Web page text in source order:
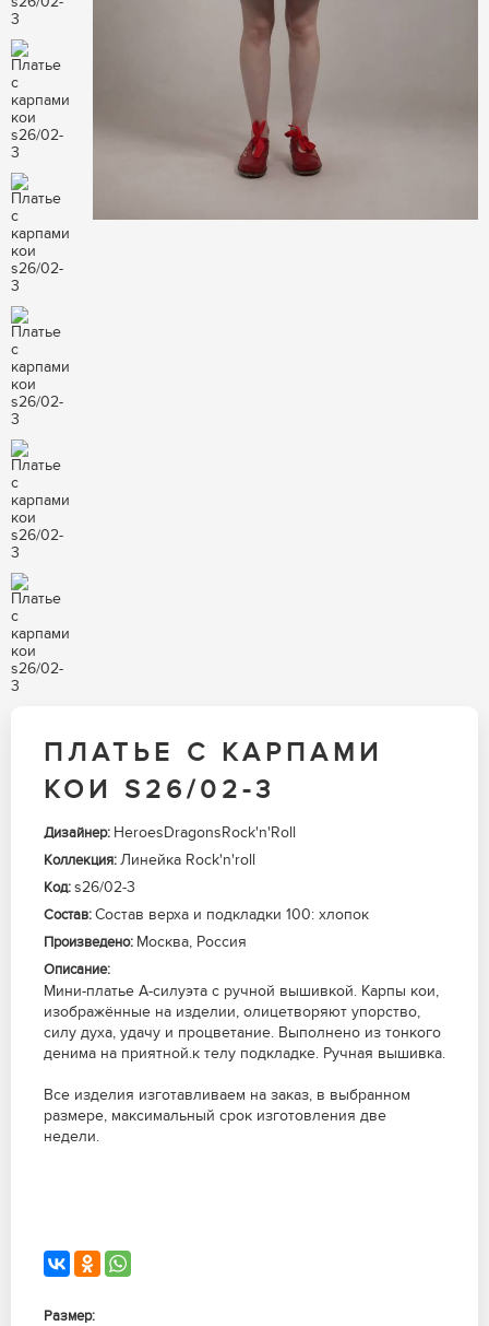
ПЛАТЬЕ С КАРПАМИ
КОИ S26/02-3
Дизайнер: HeroesDragonsRock'n'Roll
Коллекция:Линейка Rock'n'roll
Код:s26/02-3
Состав:Состав верха и подкладки 100: хлопок
Произведено: Москва, Россия
Описание:
Мини-платье А-силуэта с ручной вышивкой. Карпы кои,
изображённые на изделии, олицетворяют упорство,
силу духа, удачу и процветание. Выполнено из тонкого
денима на приятной.к телу подкладке. Ручная вышивка.
Все изделия изготавливаем на заказ, в выбранном
размере, максимальный срок изготовления две
недели.
Размер: